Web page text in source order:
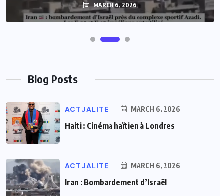
MARCH 6, 2026
Blog Posts
ACTUALITE MARCH 6, 2026
Haiti : Cinéma haïtien à Londres
ACTUALITE MARCH 6, 2026
Iran : Bombardement d’Israël